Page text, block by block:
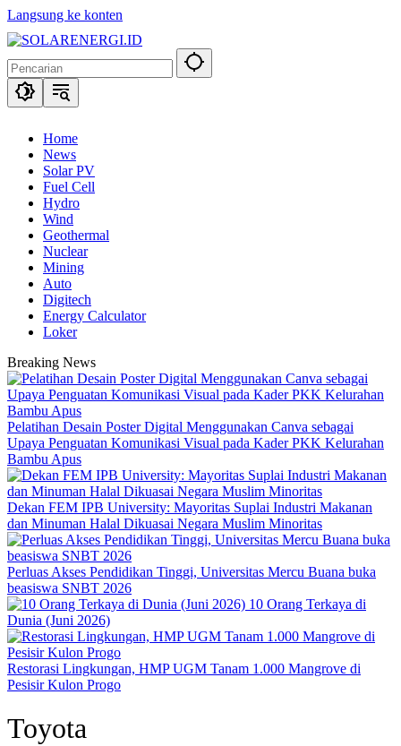
Langsung ke konten
Home
News
Solar PV
Fuel Cell
Hydro
Wind
Geothermal
Nuclear
Mining
Auto
Digitech
Energy Calculator
Loker
Breaking News
Pelatihan Desain Poster Digital Menggunakan Canva sebagai
Upaya Penguatan Komunikasi Visual pada Kader PKK Kelurahan
Bambu Apus
Dekan FEM IPB University: Mayoritas Suplai Industri Makanan
dan Minuman Halal Dikuasai Negara Muslim Minoritas
Perluas Akses Pendidikan Tinggi, Universitas Mercu Buana buka
beasiswa SNBT 2026
10 Orang Terkaya di
Dunia (Juni 2026)
Restorasi Lingkungan, HMP UGM Tanam 1.000 Mangrove di
Pesisir Kulon Progo
Toyota